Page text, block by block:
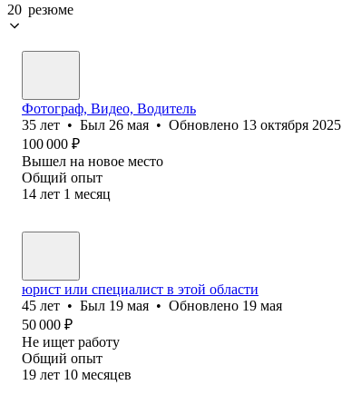
20 резюме
Фотограф, Видео, Водитель
35 лет • Был 26 мая • Обновлено 13 октября 2025
100 000 ₽
Вышел на новое место
Общий опыт
14 лет 1 месяц
юрист или специалист в этой области
45 лет • Был 19 мая • Обновлено 19 мая
50 000 ₽
Не ищет работу
Общий опыт
19 лет 10 месяцев